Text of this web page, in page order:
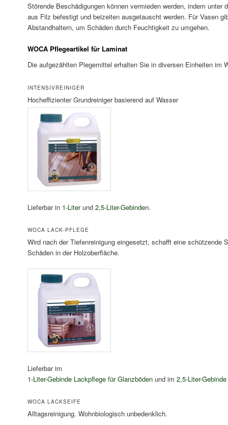
Störende Beschädigungen können vermieden werden, indem unter
aus Filz befestigt und beizeiten ausgetauscht werden. Für Vasen
Abstandhaltern, um Schäden durch Feuchtigkeit zu umgehen.
WOCA Pflegeartikel für Laminat
Die aufgezählten Plegemittel erhalten Sie in diversen Einheiten im
INTENSIVREINIGER
Hocheffizienter Grundreiniger basierend auf Wasser
Lieferbar in 1-Literund 2,5-Liter-Gebinden.
WOCA LACK-PFLEGE
Wird nach der Tiefenreinigung eingesetzt, schafft eine schützende
Schäden in der Holzoberfläche.
Lieferbar im
1-Liter-Gebinde Lackpflege für Glanzbödenund im 2,5-Liter-
WOCA LACKSEIFE
Alltagsreinigung. Wohnbiologisch unbedenklich.